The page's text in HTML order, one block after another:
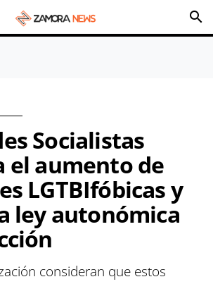
search
Socialistas
el aumento de
LGTBIfóbicas y
ley autonómica
consideran que estos